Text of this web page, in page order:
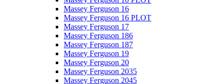
Massey Ferguson 16
Massey Ferguson 16 PLOT
Massey Ferguson 17
Massey Ferguson 186
Massey Ferguson 187
Massey Ferguson 19
Massey Ferguson 20
Massey Ferguson 2035
Massey Ferguson 2045